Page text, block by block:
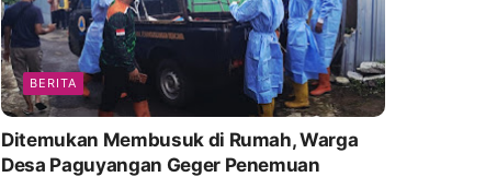
BERITA
Ditemukan Membusuk di Rumah, Warga
Desa Paguyangan Geger Penemuan